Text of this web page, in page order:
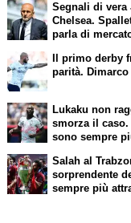
Segnali di vera
Chelsea.
parla di
Il primo derby
parità.
Lukaku non
smorza il
sono sempre
Salah al
sorprendente
sempre più